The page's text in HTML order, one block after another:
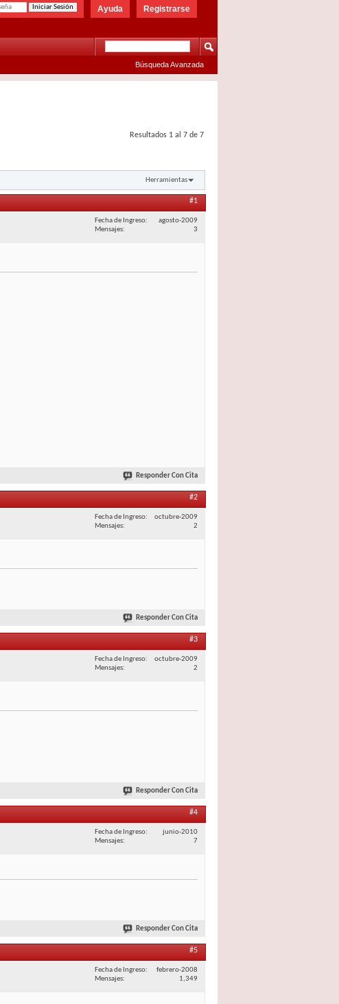
Registrarse
Ayuda
Búsqueda Avanzada
Resultados 1 al 7 de 7
Herramientas
#1
Fecha de Ingreso
agosto-2009
Mensajes
3
Responder Con Cita
#2
Fecha de Ingreso
octubre-2009
Mensajes
2
Responder Con Cita
#3
Fecha de Ingreso
octubre-2009
Mensajes
2
Responder Con Cita
#4
Fecha de Ingreso
junio-2010
Mensajes
7
Responder Con Cita
#5
Fecha de Ingreso
febrero-2008
Mensajes
1,349